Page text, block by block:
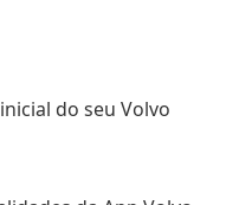
do seu Volvo